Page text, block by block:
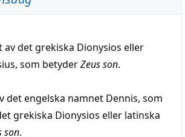
av det grekiska Dionysios eller
som betyderZeus son.
det engelska namnet Dennis, som
grekiska Dionysios eller latinska
son.